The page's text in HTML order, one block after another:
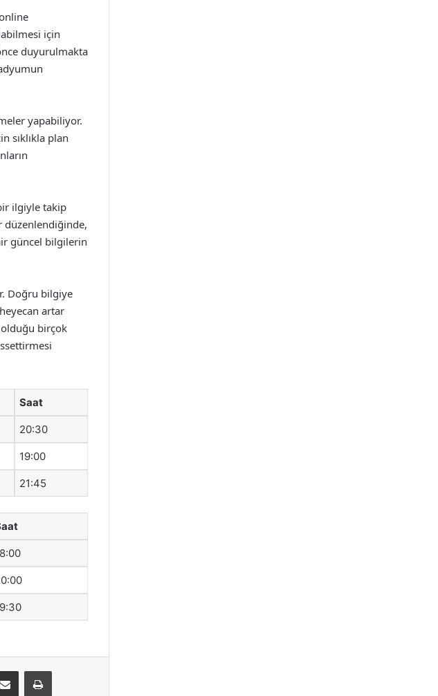
için
duyurulmakta
yapabiliyor.
sıklıkla plan
ilgiyle takip
düzenlendiğinde,
güncel bilgilerin
Doğru bilgiye
artar
olduğu birçok
Saat
20:30
19:00
21:45
E-Posta ile paylaş Yazdır